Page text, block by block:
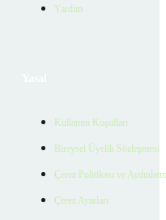
Yardım
Kullanım Koşulları
Bireysel Üyelik Sözleşmesi
Çerez Politikası ve
Çerez Ayarları